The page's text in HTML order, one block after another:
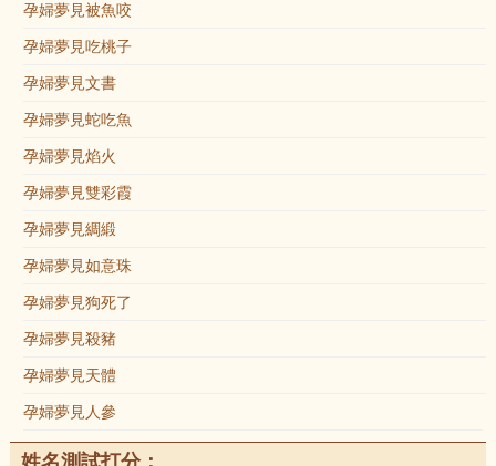
孕婦夢見被魚咬
孕婦夢見吃桃子
孕婦夢見文書
孕婦夢見蛇吃魚
孕婦夢見焰火
孕婦夢見雙彩霞
孕婦夢見綢緞
孕婦夢見如意珠
孕婦夢見狗死了
孕婦夢見殺豬
孕婦夢見天體
孕婦夢見人參
姓名測試打分：